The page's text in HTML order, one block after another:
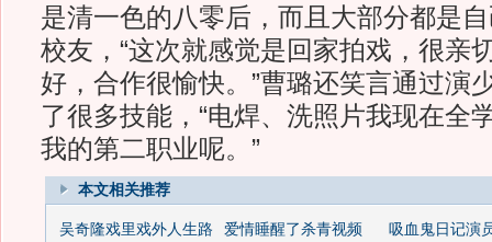
是清一色的八零后，而且大部分都是
校友，“这次就感觉是回家拍戏，很亲
好，合作很愉快。”曹璐还笑言通过演
了很多技能，“电焊、洗照片我现在全
我的第二职业呢。”
本文相关推荐
吴奇隆戏里戏外人生路 爱情睡醒了杀青视频 吸血鬼日记演